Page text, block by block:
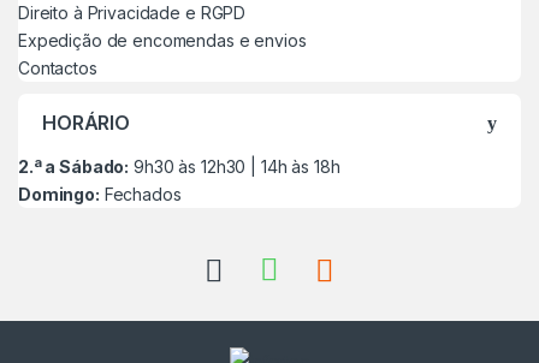
Direito à Privacidade e RGPD
Expedição de encomendas e envios
Contactos
HORÁRIO
2.ª a Sábado: 9h30 às 12h30 | 14h às 18h
Domingo: Fechados